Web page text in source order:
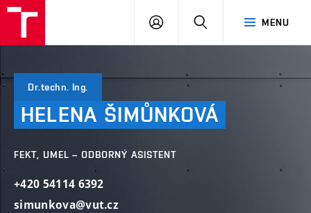
MENU
PŘIHLÁSIT
Dr.techn. Ing.
HELENA ŠIMŮNKOVÁ
FEKT, UMEL – ODBORNÝ ASISTENT
+420 54114 6392
simunkova@vut.cz